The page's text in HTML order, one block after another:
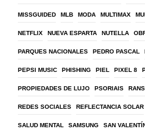
MISSGUIDED MLB MODA MULTIMAX
NETFLIX NUEVA ESPARTA NUTELLA
PARQUES NACIONALES PEDRO PASCAL
PEPSI MUSIC PHISHING PIEL PIXEL 8
PROPIEDADES DE LUJO PSORIAIS
REDES SOCIALES REFLECTANCIA SOLAR
SALUD MENTAL SAMSUNG SAN